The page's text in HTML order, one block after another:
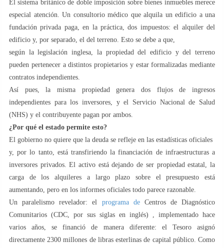
El sistema británico de doble imposición sobre bienes inmuebles merece
especial atención. Un consultorio médico que alquila un edificio a una
fundación privada paga, en la práctica, dos impuestos: el alquiler del
edificio y, por separado, el del terreno. Esto se debe a que,
según la legislación inglesa, la propiedad del edificio y del terreno
pueden pertenecer a distintos propietarios y estar formalizadas mediante
contratos independientes.
Así pues, la misma propiedad genera dos flujos de ingresos
independientes para los inversores, y el Servicio Nacional de Salud
(NHS) y el contribuyente pagan por ambos.
¿Por qué el estado permite esto?
El gobierno no quiere que la deuda se refleje en las estadísticas oficiales
y, por lo tanto, está transfiriendo la financiación de infraestructuras a
inversores privados. El activo está dejando de ser propiedad estatal, la
carga de los alquileres a largo plazo sobre el presupuesto está
aumentando, pero en los informes oficiales todo parece razonable.
Un paralelismo revelador: el programa deCentros de Diagnóstico
Comunitarios (CDC, por sus siglas en inglés) , implementado hace
varios años, se financió de manera diferente: el Tesoro asignó
directamente 2300 millones de libras esterlinas de capital público. Como